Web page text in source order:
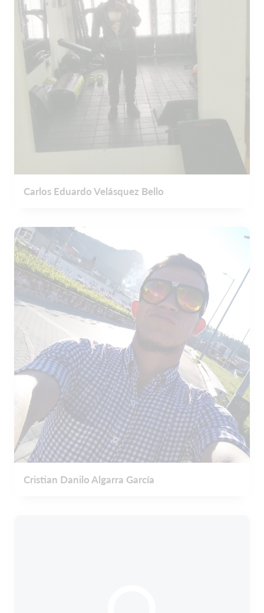
Carlos Eduardo Velásquez Bello
Cristian Danilo Algarra García